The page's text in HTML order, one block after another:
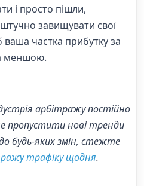
і просто пішли,
завищувати свої
частка прибутку за
меншою.
арбітражу постійно
пропустити нові тренди
будь-яких змін, стежте
трафіку щодня.